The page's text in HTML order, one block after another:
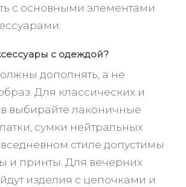
с основными элементами
с одеждой?
дополнять, а не
Для классических и
выбирайте лаконичные
сумки нейтральных
стиле допустимы
и принты. Для вечерних
изделия с цепочками и